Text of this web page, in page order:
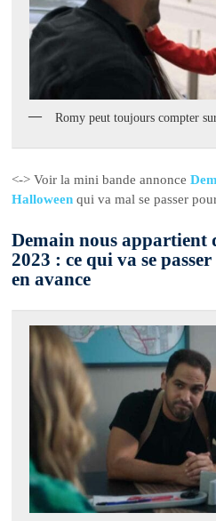
Romy peut toujours compter
<-> Voir la mini bande annonce
Halloween qui va mal se passer
Demain nous appartient
2023 : ce qui va se
en avance